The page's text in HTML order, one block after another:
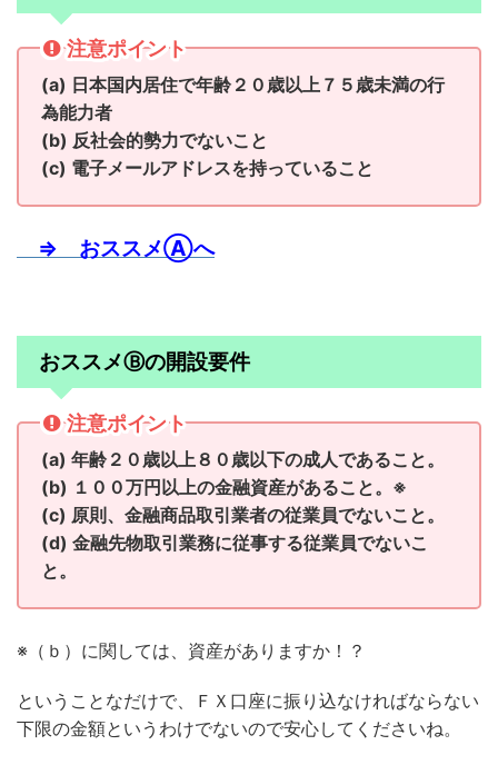
注意ポイント
(a) 日本国内居住で年齢２０歳以上７５歳未満の行
為能力者
(b) 反社会的勢力でないこと
(c) 電子メールアドレスを持っていること
⇒ おススメⒶへ
おススメⒷの開設要件
注意ポイント
(a) 年齢２０歳以上８０歳以下の成人であること。
(b) １００万円以上の金融資産があること。※
(c) 原則、金融商品取引業者の従業員でないこと。
(d) 金融先物取引業務に従事する従業員でないこ
と。
※（ｂ）に関しては、資産がありますか！？
ということなだけで、ＦＸ口座に振り込なければならない
下限の金額というわけでないので安心してくださいね。